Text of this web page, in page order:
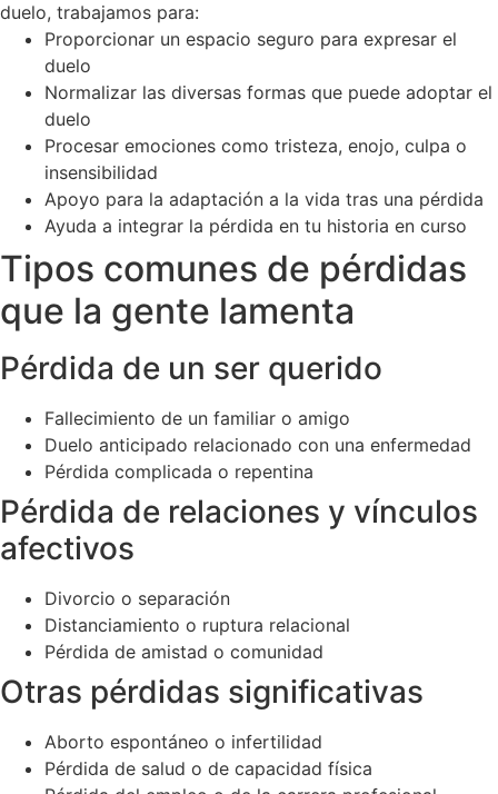
duelo, trabajamos para:
Proporcionar un espacio seguro para expresar el
duelo
Normalizar las diversas formas que puede adoptar el
duelo
Procesar emociones como tristeza, enojo, culpa o
insensibilidad
Apoyo para la adaptación a la vida tras una pérdida
Ayuda a integrar la pérdida en tu historia en curso
Tipos comunes de pérdidas
que la gente lamenta
Pérdida de un ser querido
Fallecimiento de un familiar o amigo
Duelo anticipado relacionado con una enfermedad
Pérdida complicada o repentina
Pérdida de relaciones y vínculos
afectivos
Divorcio o separación
Distanciamiento o ruptura relacional
Pérdida de amistad o comunidad
Otras pérdidas significativas
Aborto espontáneo o infertilidad
Pérdida de salud o de capacidad física